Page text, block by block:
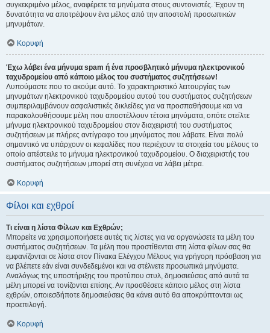
συγκεκριμένο μέλος, αναφέρετε τα μηνύματα στους συντονιστές. Έχουν τη
δυνατότητα να αποτρέψουν ένα μέλος από την αποστολή προσωπικών
μηνυμάτων.
Κορυφή
Έχω λάβει ένα μήνυμα spam ή ένα προσβλητικό μήνυμα ηλεκτρονικού
ταχυδρομείου από κάποιο μέλος του συστήματος συζητήσεων!
Λυπούμαστε που το ακούμε αυτό. Το χαρακτηριστικό λειτουργίας των
μηνυμάτων ηλεκτρονικού ταχυδρομείου αυτού του συστήματος συζητήσεων
συμπεριλαμβάνουν ασφαλιστικές δικλείδες για να προσπαθήσουμε και να
παρακολουθήσουμε μέλη που αποστέλλουν τέτοια μηνύματα, οπότε στείλτε
μήνυμα ηλεκτρονικού ταχυδρομείου στον διαχειριστή του συστήματος
συζητήσεων με πλήρες αντίγραφο του μηνύματος που λάβατε. Είναι πολύ
σημαντικό να υπάρχουν οι κεφαλίδες που περιέχουν τα στοιχεία του μέλους το
οποίο απέστειλε το μήνυμα ηλεκτρονικού ταχυδρομείου. Ο διαχειριστής του
συστήματος συζητήσεων μπορεί στη συνέχεια να λάβει μέτρα.
Κορυφή
Φίλοι και εχθροί
Τι είναι η λίστα Φίλων και Εχθρών;
Μπορείτε να χρησιμοποιήσετε αυτές τις λίστες για να οργανώσετε τα μέλη του
συστήματος συζητήσεων. Τα μέλη που προστίθενται στη λίστα φίλων σας θα
εμφανίζονται σε λίστα στον Πίνακα Ελέγχου Μέλους για γρήγορη πρόσβαση για
να βλέπετε εάν είναι συνδεδεμένοι και να στέλνετε προσωπικά μηνύματα.
Αναλόγως της υποστήριξης του προτύπου στυλ, δημοσιεύσεις από αυτά τα
μέλη μπορεί να τονίζονται επίσης. Αν προσθέσετε κάποιο μέλος στη λίστα
εχθρών, οποιεσδήποτε δημοσιεύσεις θα κάνει αυτό θα αποκρύπτονται ως
προεπιλογή.
Κορυφή